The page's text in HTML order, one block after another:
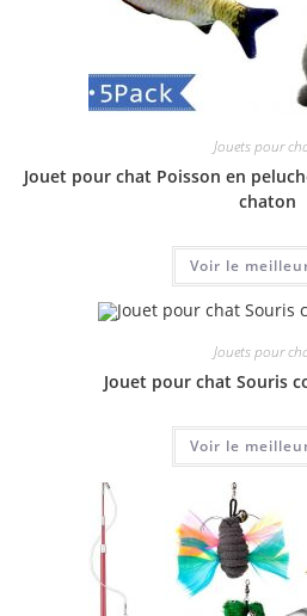
Jouets pour
Jouet pour chat Poisson en
chaton
Voir le
Jouets pour
Jouet pour chat Souris
Voir le